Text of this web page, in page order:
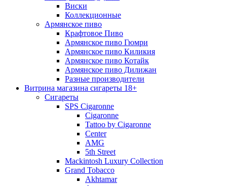
Виски
Коллекционные
Армянское пиво
Крафтовое Пиво
Армянское пиво Гюмри
Армянское пиво Киликия
Армянское пиво Котайк
Армянское пиво Дилижан
Разные производители
Витрина магазина сигареты 18+
Cигареты
SPS Cigaronne
Сigaronne
Tattoo by Cigaronne
Center
AMG
5th Street
Mackintosh Luxury Collection
Grand Tobacco
Akhtamar